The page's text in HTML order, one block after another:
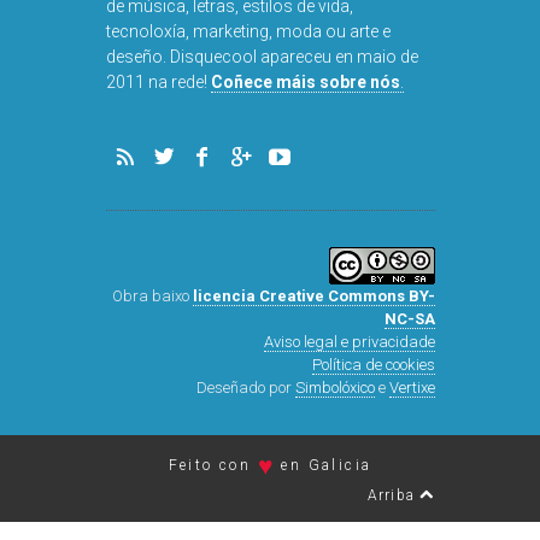
de música, letras, estilos de vida,
tecnoloxía, marketing, moda ou arte e
deseño. Disquecool apareceu en maio de
2011 na rede! Coñece máis sobre nós.
Obra baixo licencia Creative Commons BY-
NC-SA
Aviso legal e privacidade
Política de cookies
Deseñado por Simbolóxicoe Vertixe
Feito con ♥ en Galicia
Arriba